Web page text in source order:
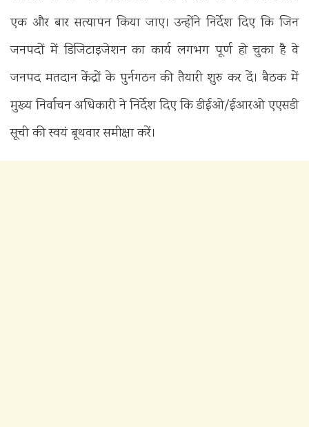
एक और बार सत्यापन किया जाए। उन्होंने निर्देश दिए कि जिन
जनपदों में डिजिटाइजेशन का कार्य लगभग पूर्ण हो चुका है वे
जनपद मतदान केंद्रों के पुर्नगठन की तैयारी शुरु कर दें। बैठक में
मुख्य निर्वाचन अधिकारी ने निर्देश दिए कि डीईओ/ईआरओ एएसडी
सूची की स्वयं बूथवार समीक्षा करें।